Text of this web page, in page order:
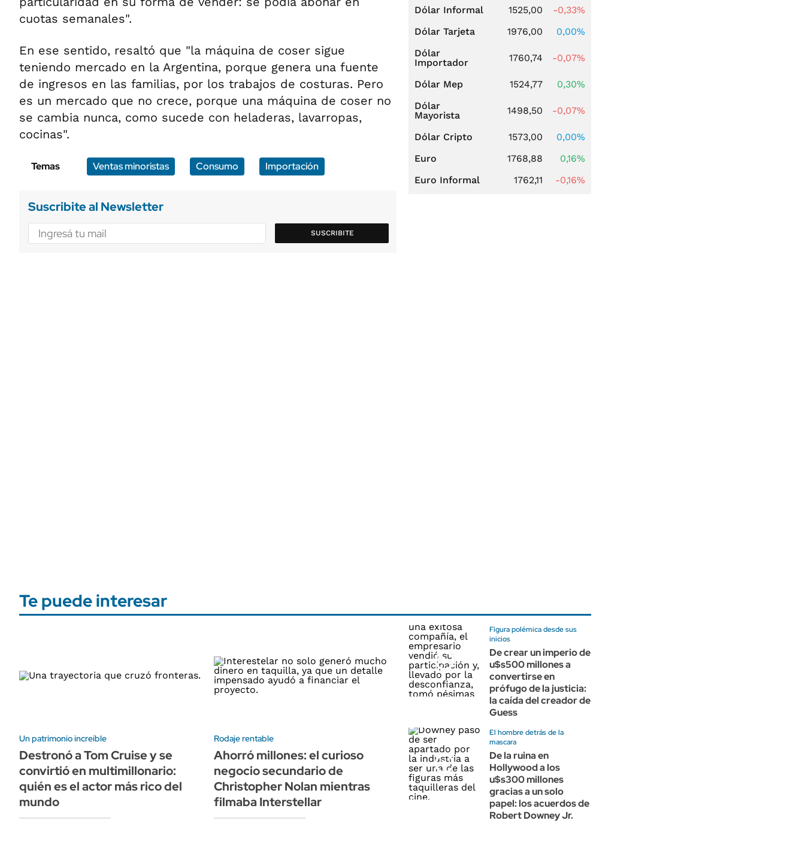
cuotas semanales".
En ese sentido, resaltó que "la máquina de coser sigue
teniendo mercado en la Argentina, porque genera una fuente
de ingresos en las familias, por los trabajos de costuras. Pero
es un mercado que no crece, porque una máquina de coser no
se cambia nunca, como sucede con heladeras, lavarropas,
cocinas".
Temas Ventas minoristas Consumo Importación
Suscribite al Newsletter
SUSCRIBITE
Dólar Informal
1525,00
-0,33%
Dólar Tarjeta
1976,00
0,00%
Dólar
Importador
1760,74 -0,07%
Dólar Mep 1524,77
0,30%
Dólar
Mayorista
1498,50 -0,07%
Dólar Cripto 1573,00
0,00%
Euro
1768,88
0,16%
Euro Informal
1762,11 -0,16%
Te puede interesar
Un patrimonio increíble
Destronó a Tom Cruise y se
convirtió en multimillonario:
quién es el actor más rico del
mundo
Rodaje rentable
Ahorró millones: el curioso
negocio secundario de
Christopher Nolan mientras
filmaba Interstellar
Figura polémica desde sus
inicios
De crear un imperio de
u$s500 millones a
convertirse en
prófugo de la justicia:
la caída del creador de
Guess
El hombre detrás de la
mascara
De la ruina en
Hollywood a los
u$s300 millones
gracias a un solo
papel: los acuerdos de
Robert Downey Jr.